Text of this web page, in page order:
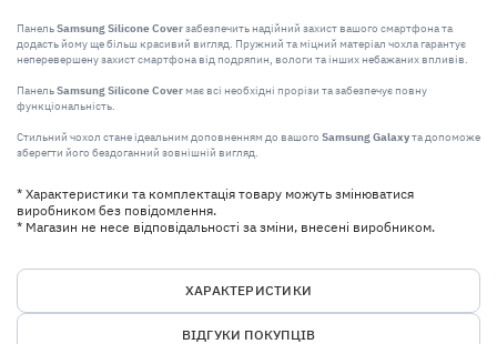
ПанельSamsung Silicone Coverзабезпечить надійний захист вашого смартфона та
додасть йому ще більш красивий вигляд. Пружний та міцний матеріал чохла гарантує
неперевершену захист смартфона від подряпин, вологи та інших небажаних впливів.
ПанельSamsung Silicone Cover має всі необхідні прорізи та забезпечує повну
функціональність.
Стильний чохол стане ідеальним доповненням до вашого Samsung Galaxyта допоможе
зберегти його бездоганний зовнішній вигляд.
* Характеристики та комплектація товару можуть змінюватися
виробником без повідомлення.
* Магазин не несе відповідальності за зміни, внесені виробником.
ХАРАКТЕРИСТИКИ
ВІДГУКИ ПОКУПЦІВ